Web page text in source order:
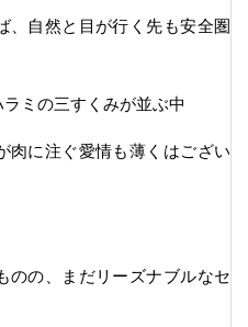
、自然と目が行く先も安全圏
ミの三すくみが並ぶ中
肉に注ぐ愛情も薄くはござい
のの、まだリーズナブルなセ